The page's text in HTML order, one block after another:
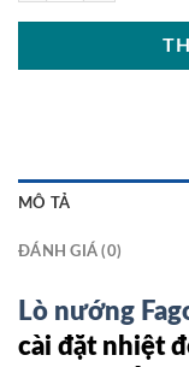
MÔ TẢ
ĐÁNH GIÁ (0)
Lò nướng
cài đặt nhiệt